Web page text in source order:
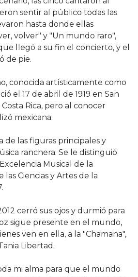
sentir al público todas las
hasta donde ellas
volver" y "Un mundo raro",
llegó a su fin el concierto, y el
de pie.
conocida artísticamente como
el 17 de abril de 1919 en San
Rica, pero al conocer
mexicana.
de las figuras principales y
ranchera. Se le distinguió
Musical de la
las Ciencias y Artes de la
cerró sus ojos y durmió para
sigue presente en el mundo,
ven en ella, a la "Chamana",
Libertad.
mi alma para que el mundo